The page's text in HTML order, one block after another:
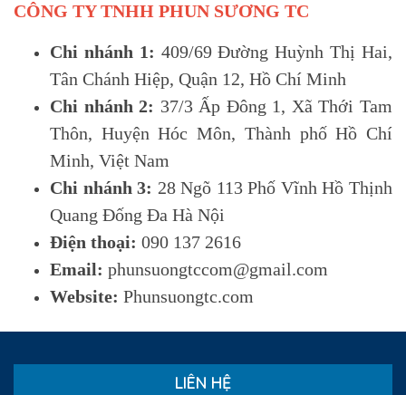
CÔNG TY TNHH PHUN SƯƠNG TC
Chi nhánh 1: 409/69 Đường Huỳnh Thị Hai,
Tân Chánh Hiệp, Quận 12, Hồ Chí Minh
Chi nhánh 2: 37/3 Ấp Đông 1, Xã Thới Tam
Thôn, Huyện Hóc Môn, Thành phố Hồ Chí
Minh, Việt Nam
Chi nhánh 3: 28 Ngõ 113 Phố Vĩnh Hồ Thịnh
Quang Đống Đa Hà Nội
Điện thoại: 090 137 2616
Email: phunsuongtccom@gmail.com
Website: Phunsuongtc.com
LIÊN HỆ